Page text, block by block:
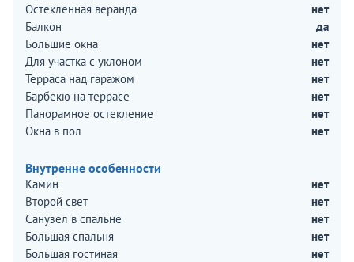
Остеклённая веранда
нет
Балкон
да
Большие окна
нет
Для участка с уклоном
нет
Терраса над гаражом
нет
Барбекю на террасе
нет
Панорамное остекление
нет
Окна в пол
нет
Внутренне особенности
Камин
нет
Второй свет
нет
Санузел в спальне
нет
Большая спальня
нет
Большая гостиная
нет